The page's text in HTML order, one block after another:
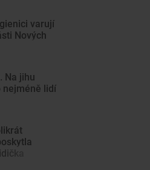
varují
Nových
Na jihu
nejméně lidí